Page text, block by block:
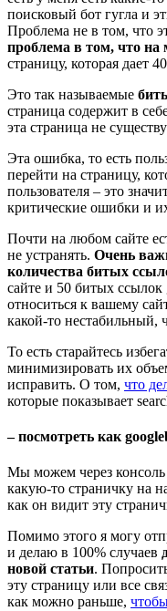
поисковый бот гугла и
Проблема не в том, что
проблема в том, что на
страницу, которая дает
Это так называемые
страница содержит в
эта страница не
Эта ошибка, то есть
перейти на страницу,
пользователя – это
критические ошибки и
Почти на любом сайте
не устранять. Очень
количества битых
сайте и 50 битых ссылок
относиться к вашему
какой-то нестабильный,
То есть старайтесь
минимизировать их
исправить. О том, что
которые показывает
– посмотреть как
Мы можем через консоль
какую-то страничку на
как он видит эту
Помимо этого я могу
и делаю в 100% случаев
новой статьи.
эту страницу или все
как можно раньше,